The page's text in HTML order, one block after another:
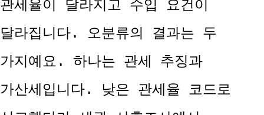
관세율이 달라지고 수입 요건이
달라집니다. 오분류의 결과는 두
가지예요. 하나는 관세 추징과
가산세입니다. 낮은 관세율 코드로